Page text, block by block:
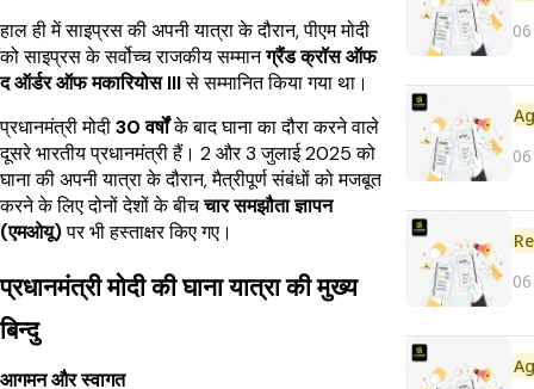
हाल ही में साइप्रस की अपनी यात्रा के दौरान, पीएम मोदी
को साइप्रस के सर्वोच्च राजकीय सम्मानग्रैंड क्रॉस ऑफ
द ऑर्डर ऑफ मकारियोस IIIसे सम्मानित किया गया था।
प्रधानमंत्री मोदी30 वर्षोंके बाद घाना का दौरा करने वाले
दूसरे भारतीय प्रधानमंत्री हैं। 2 और 3 जुलाई 2025 को
घाना की अपनी यात्रा के दौरान, मैत्रीपूर्ण संबंधों को मजबूत
करने के लिए दोनों देशों के बीचचार समझौता ज्ञापन
(एमओयू)पर भी हस्ताक्षर किए गए।
प्रधानमंत्री मोदी की घाना यात्रा की मुख्य
बिन्दु
आगमन और स्वागत